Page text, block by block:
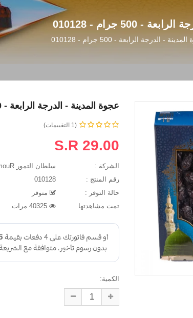
- 500 جرام - 010128
- الدرجة الرابعة - 500 جرام - 010128
محمد حسين العبو
الحمد الله تم الشراء عن طريق
الموقع و تحويل المبلغ و . وصول
المواد باحسن حال . الشكر
موصول لجميع العملين بالمتجر ..
عجوة المدينة - الدرجة الرابعة - 500 جرام - 010128
(1 التقييمات)
S.R 29.00
الشركة :
سلطان التمور Sultan AlTomouR
رقم المنتج :
حالة التوفر :
متوفر
تمت مشاهدتها
الكمية: